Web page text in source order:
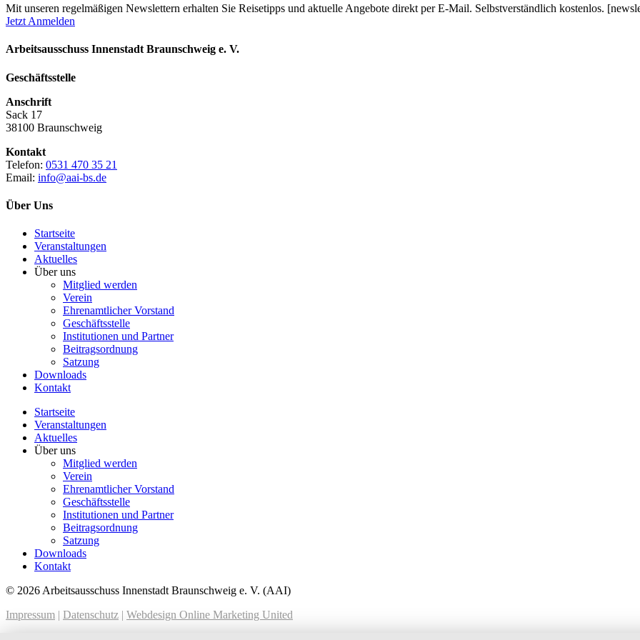
Mit unseren regelmäßigen Newslettern erhalten Sie Reisetipps und aktuelle Angebote direkt per E-Mail. Selbstverständlich kostenlos.
Jetzt Anmelden
Arbeitsausschuss Innenstadt Braunschweig e. V.
Geschäftsstelle
Anschrift
Sack 17
38100 Braunschweig
Kontakt
Telefon: 0531 470 35 21
Email: info@aai-bs.de
Über Uns
Startseite
Veranstaltungen
Aktuelles
Über uns
Mitglied werden
Verein
Ehrenamtlicher Vorstand
Geschäftsstelle
Institutionen und Partner
Beitragsordnung
Satzung
Downloads
Kontakt
Startseite
Veranstaltungen
Aktuelles
Über uns
Mitglied werden
Verein
Ehrenamtlicher Vorstand
Geschäftsstelle
Institutionen und Partner
Beitragsordnung
Satzung
Downloads
Kontakt
© 2026 Arbeitsausschuss Innenstadt Braunschweig e. V. (AAI)
Impressum | Datenschutz | Webdesign Online Marketing United